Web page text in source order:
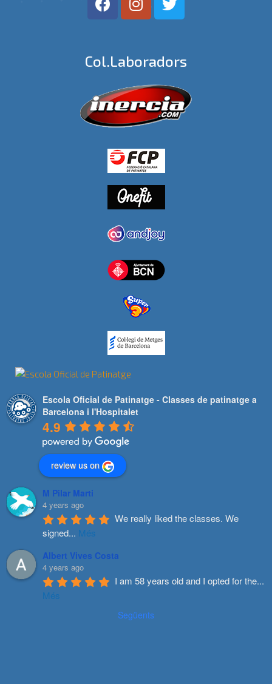
Col.laboradors
Escola Oficial de Patinatge - Classes de patinatge a
Barcelona i l'Hospitalet
4.9
review us on
M Pilar Marti
4 years ago
We really liked the classes. We
signed... Més
Albert Vives Costa
4 years ago
I am 58 years old and I opted for the...
Més
Següents